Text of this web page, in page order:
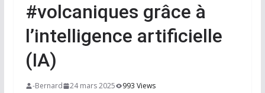
#volcaniques grâce à
l’intelligence artificielle
(IA)
-Bernard 24 mars 2025 993 Views